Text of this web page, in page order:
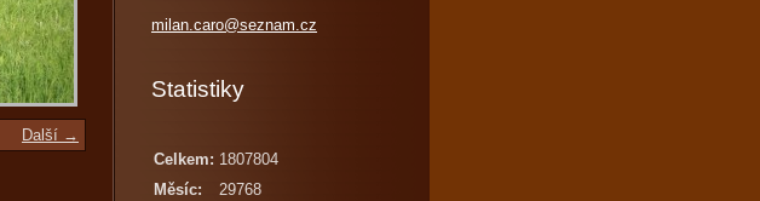
Další →
milan.caro@seznam.cz
Statistiky
Celkem: 1807804
Měsíc:
29768